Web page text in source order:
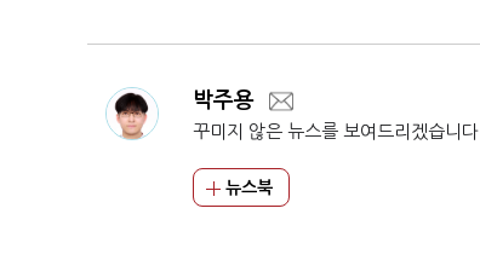
박주용
꾸미지 않은 뉴스를 보여드리겠습니다.
뉴스북